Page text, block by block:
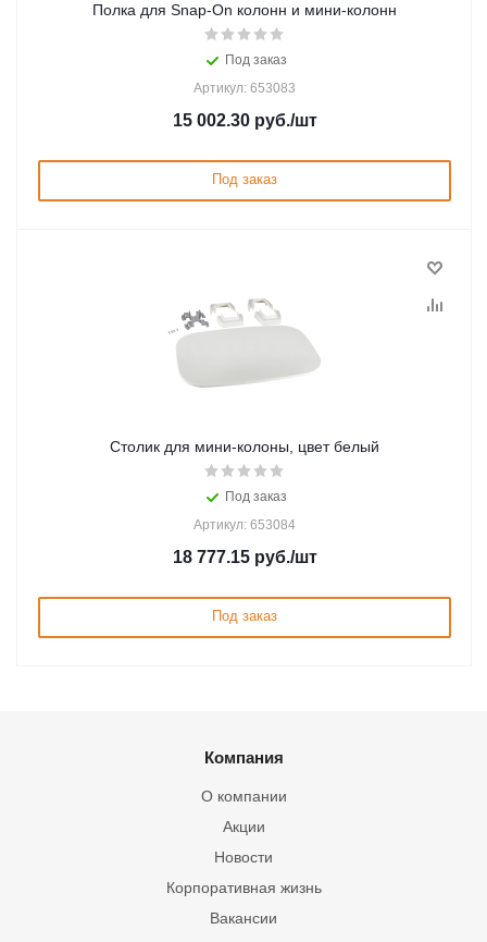
Полка для Snap-On колонн и мини-колонн
Под заказ
Артикул: 653083
15 002.30руб./шт
Под заказ
Столик для мини-колоны, цвет белый
Под заказ
Артикул: 653084
18 777.15руб./шт
Под заказ
Компания
О компании
Акции
Новости
Корпоративная жизнь
Вакансии